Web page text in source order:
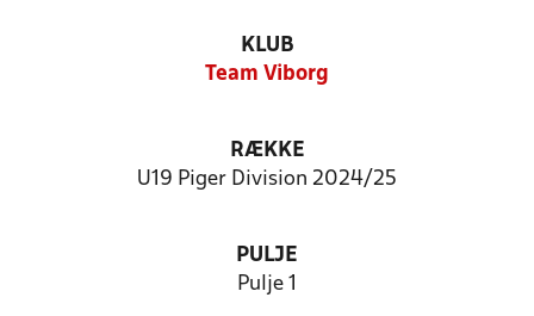
KLUB
Team Viborg
RÆKKE
U19 Piger Division 2024/25
PULJE
Pulje 1